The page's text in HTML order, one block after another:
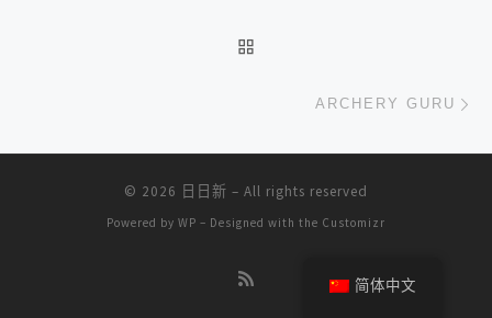
ARCHERY GURU
© 2026 日日新 – All rights reserved
Powered by WP – Designed with the Customizr
简体中文